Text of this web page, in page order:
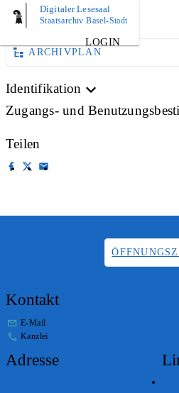
Digitaler Lesesaal
Staatsarchiv Basel-Stadt
LOGIN
AKTE
ARCHIVPLAN
Identifikation
Zugangs- und
Teilen
Kontakt
E-Mail
Kanzlei
Adresse